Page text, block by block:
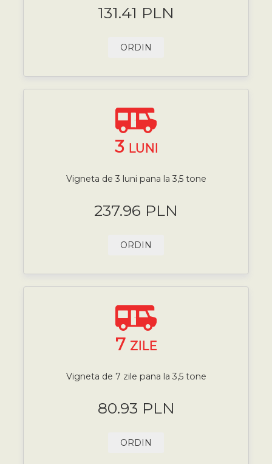
131.41 PLN
ORDIN
3 LUNI
Vigneta de 3 luni pana la 3,5 tone
237.96 PLN
ORDIN
7 ZILE
Vigneta de 7 zile pana la 3,5 tone
80.93 PLN
ORDIN